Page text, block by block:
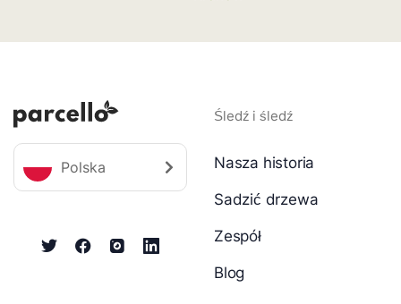
Polska
Śledź i śledź
Nasza historia
Sadzić drzewa
Zespół
Blog